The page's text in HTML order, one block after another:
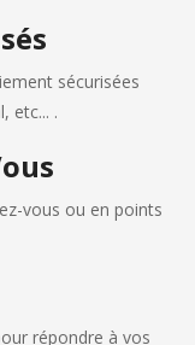
sécurisées
etc... .
vous ou en points
répondre à vos